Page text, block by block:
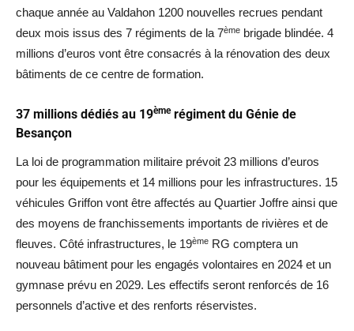
chaque année au Valdahon 1200 nouvelles recrues pendant
deux mois issus des 7 régiments de la 7ème brigade blindée. 4
millions d’euros vont être consacrés à la rénovation des deux
bâtiments de ce centre de formation.
37 millions dédiés au 19èmerégiment du Génie de
Besançon
La loi de programmation militaire prévoit 23 millions d’euros
pour les équipements et 14 millions pour les infrastructures. 15
véhicules Griffon vont être affectés au Quartier Joffre ainsi que
des moyens de franchissements importants de rivières et de
fleuves. Côté infrastructures, le 19ème RG comptera un
nouveau bâtiment pour les engagés volontaires en 2024 et un
gymnase prévu en 2029. Les effectifs seront renforcés de 16
personnels d’active et des renforts réservistes.